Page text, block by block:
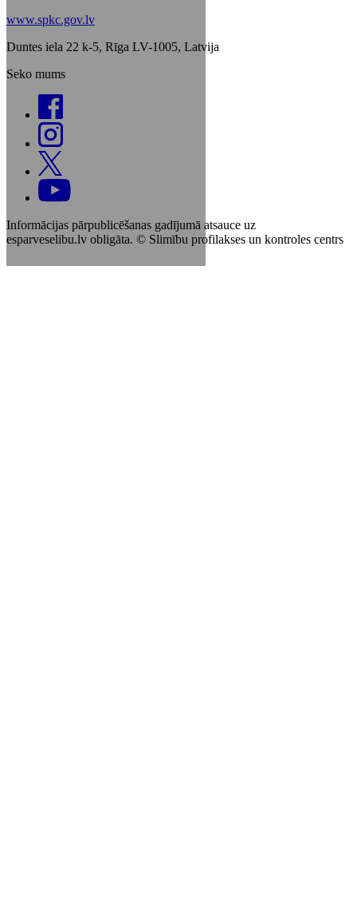
www.spkc.gov.lv
Duntes iela 22 k-5, Rīga LV-1005, Latvija
Seko mums
Informācijas pārpublicēšanas gadījumā atsauce uz
esparveselibu.lv obligāta. © Slimību profilakses un kontroles centrs